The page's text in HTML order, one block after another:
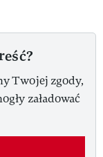
Twojej zgody,
załadować